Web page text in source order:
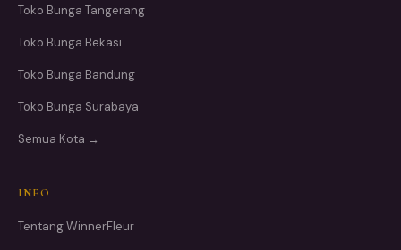
Toko Bunga Tangerang
Toko Bunga Bekasi
Toko Bunga Bandung
Toko Bunga Surabaya
Semua Kota →
INFO
Tentang WinnerFleur